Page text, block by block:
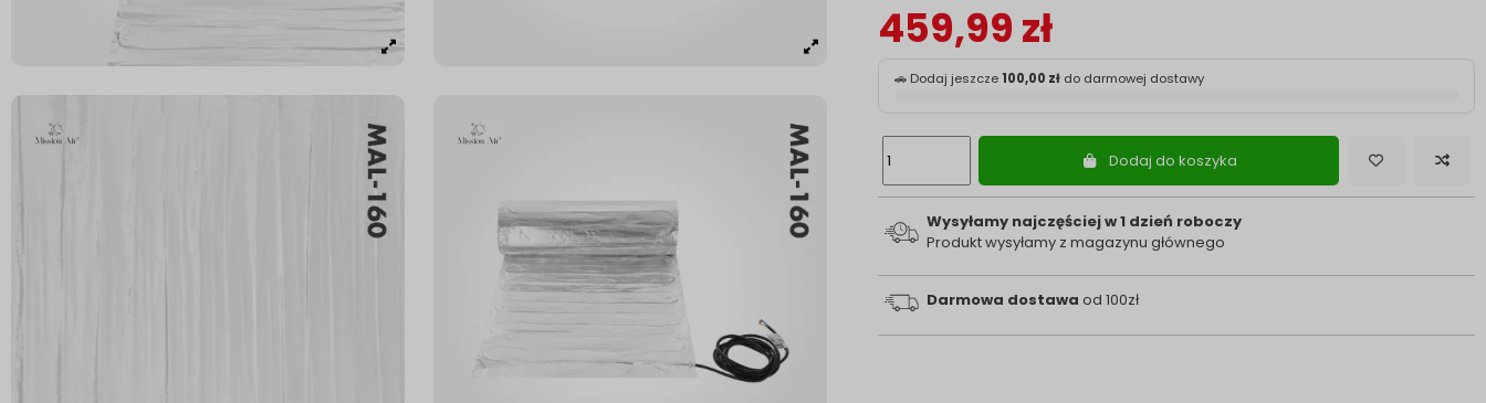
459,99 zł
🚗 Dodaj jeszcze 100,00 złdo darmowej dostawy
Dodaj do koszyka
Wysyłamy najczęściej w 1 dzień roboczy
Produkt wysyłamy z magazynu głównego
Darmowa dostawa od 100zł